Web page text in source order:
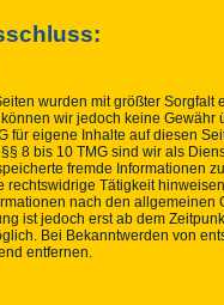
wurden mit größter Sorgfalt
wir jedoch keine
für eigene Inhalte auf diesen
8 bis 10 TMG sind wir als
fremde Informationen
rechtswidrige Tätigkeit
nach den allgemeinen
ist jedoch erst ab dem
Bei Bekanntwerden von
entfernen.